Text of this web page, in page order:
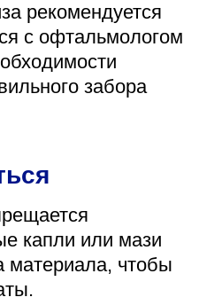
рекомендуется
с офтальмологом
забора
капли или мази
материала, чтобы